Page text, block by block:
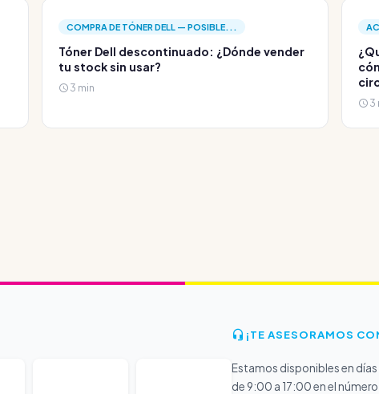
COMPRA DE TÓNER DELL — POSIBLE...
Tóner Dell descontinuado: ¿Dónde vender
tu stock sin usar?
3 min
3
¡TE ASESORAMOS
Estamos disponibles en
de 9:00 a 17:00 en el